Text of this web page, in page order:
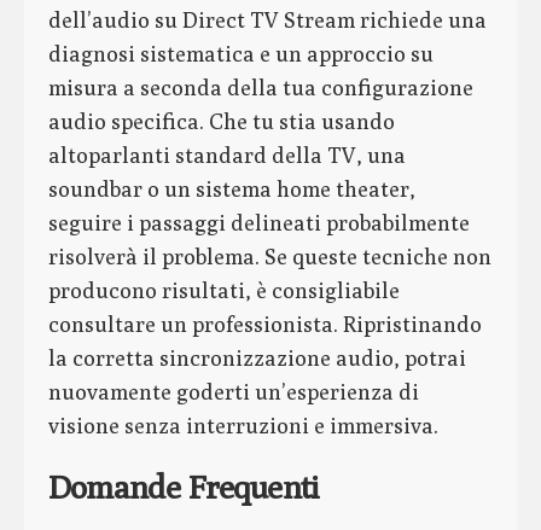
dell’audio su Direct TV Stream richiede una
diagnosi sistematica e un approccio su
misura a seconda della tua configurazione
audio specifica. Che tu stia usando
altoparlanti standard della TV, una
soundbar o un sistema home theater,
seguire i passaggi delineati probabilmente
risolverà il problema. Se queste tecniche non
producono risultati, è consigliabile
consultare un professionista. Ripristinando
la corretta sincronizzazione audio, potrai
nuovamente goderti un’esperienza di
visione senza interruzioni e immersiva.
Domande Frequenti